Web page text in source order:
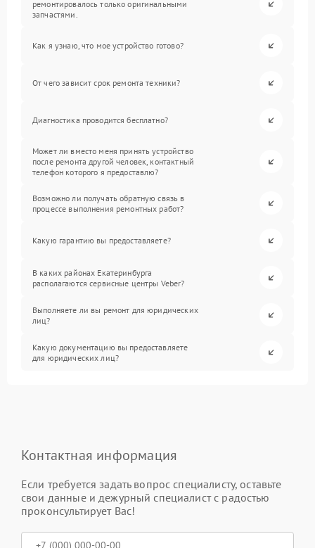
ремонтировалось только оригинальными
запчастями.
Как я узнаю, что мое устройство готово?
От чего зависит срок ремонта техники?
Диагностика проводится бесплатно?
Может ли вместо меня принять устройство
после ремонта другой человек, контактный
телефон которого я предоставлю?
Возможно ли получать обратную связь в
процессе выполнения ремонтных работ?
Какую гарантию вы предоставляете?
В каких районах Екатеринбурга
располагаются сервисные центры Veber?
Выполняете ли вы ремонт для юридических
лиц?
Какую документацию вы предоставляете
для юридических лиц?
Контактная информация
Если требуется задать вопрос специалисту, оставьте
свои данные и дежурный специалист с радостью
проконсультирует Вас!